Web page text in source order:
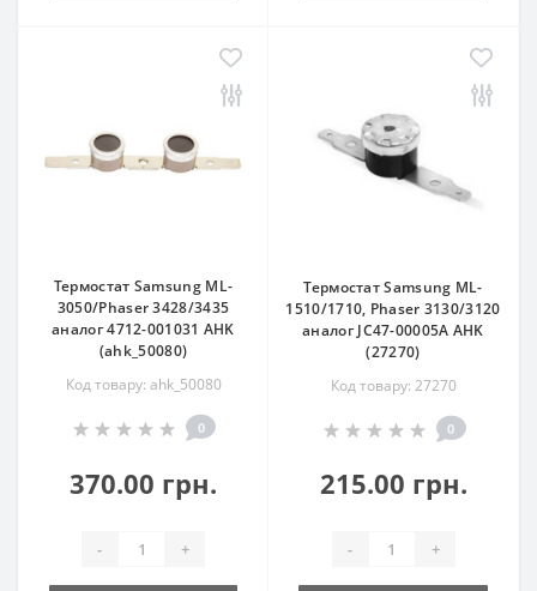
Термостат Samsung ML-
3050/Phaser 3428/3435
аналог 4712-001031 AHK
(ahk_50080)
Код товару: ahk_50080
0
370.00 грн.
- +
Термостат Samsung ML-
1510/1710, Phaser 3130/3120
аналог JC47-00005A AHK
(27270)
Код товару: 27270
0
215.00 грн.
- +